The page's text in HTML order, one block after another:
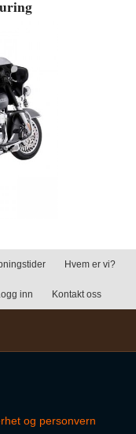
Hvem er vi?
inn Kontakt oss
og personvern